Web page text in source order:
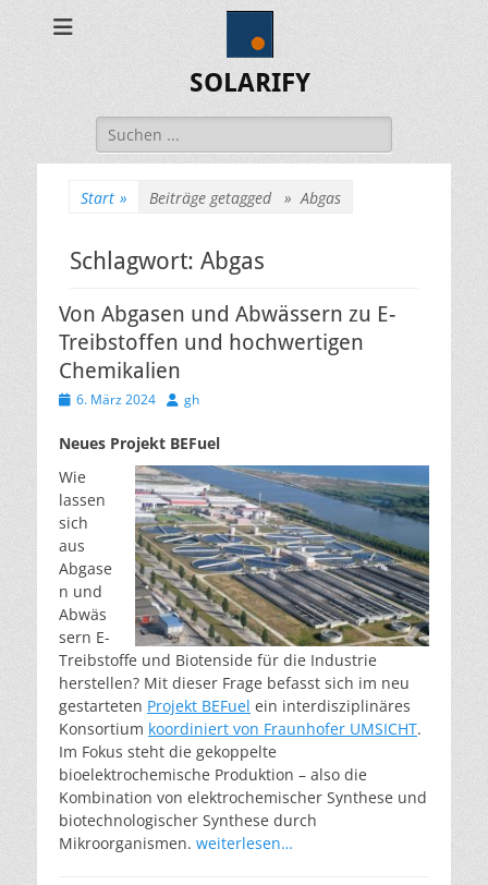
SOLARIFY
Suchen
nach:
Start » Beiträge getagged »Abgas
Schlagwort: Abgas
Von Abgasen und Abwässern zu E-
Treibstoffen und hochwertigen
Chemikalien
Veröffentlicht
6. März 2024 Autor
gh
Neues Projekt BEFuel
Wie
lassen
sich
aus
Abgase
n und
Abwäs
sern E-
Treibstoffe und Biotenside für die Industrie
herstellen? Mit dieser Frage befasst sich im neu
gestarteten Projekt BEFuel ein interdisziplinäres
Konsortium koordiniert von Fraunhofer UMSICHT.
Im Fokus steht die gekoppelte
bioelektrochemische Produktion – also die
Kombination von elektrochemischer Synthese und
biotechnologischer Synthese durch
Mikroorganismen. weiterlesen…